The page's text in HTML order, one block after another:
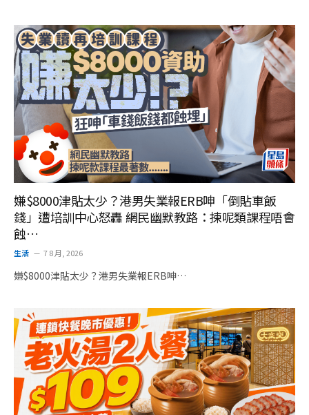
嫌$8000津貼太少？港男失業報ERB呻「倒貼車飯
錢」遭培訓中心怒轟 網民幽默教路：揀呢類課程唔會
蝕…
生活 7 8 月, 2026
嫌$8000津貼太少？港男失業報ERB呻…